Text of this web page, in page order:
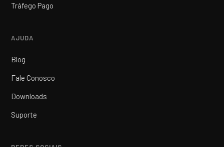
Tráfego Pago
AJUDA
Blog
Fale Conosco
Downloads
Suporte